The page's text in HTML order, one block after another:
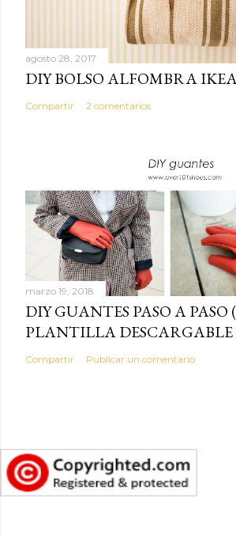
agosto 28, 2017
DIY BOLSO ALFOMBRA
Compartir 2 comentarios
marzo 19, 2018
DIY GUANTES PASO A PASO
PLANTILLA
Compartir Publicar un comentario